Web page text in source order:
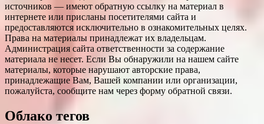
источников — имеют обратную ссылку на материал в
интернете или присланы посетителями сайта и
предоставляются исключительно в ознакомительных целях.
Права на материалы принадлежат их владельцам.
Администрация сайта ответственности за содержание
материала не несет. Если Вы обнаружили на нашем сайте
материалы, которые нарушают авторские права,
принадлежащие Вам, Вашей компании или организации,
пожалуйста, сообщите нам через форму обратной связи.
Облако тегов